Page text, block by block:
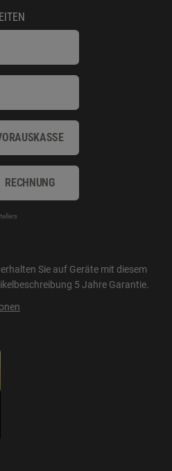
RECHNUNG
Sie auf Geräte mit diesem
5 Jahre Garantie.